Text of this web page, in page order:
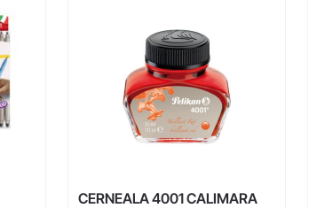
CERNEALA 4001 CALIMARA